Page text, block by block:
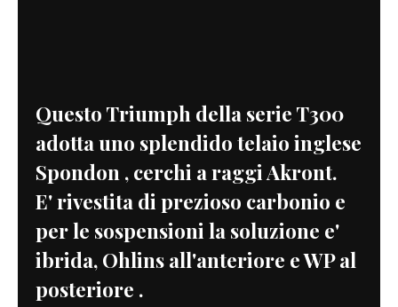
Questo Triumph della serie T300
adotta uno splendido telaio inglese
Spondon , cerchi a raggi Akront.
E' rivestita di prezioso carbonio e
per le sospensioni la soluzione e'
ibrida, Ohlins all'anteriore e WP al
posteriore .